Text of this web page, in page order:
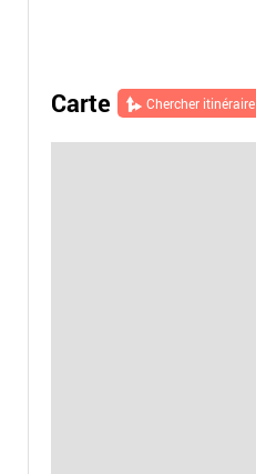
Carte Chercher itinéraire